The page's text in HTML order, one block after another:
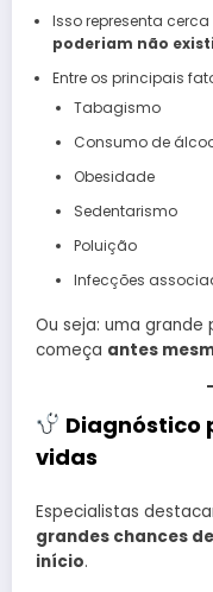
Isso representa cerca
poderiam não
Entre os principais
Tabagismo
Consumo de
Obesidade
Sedentarismo
Poluição
Infecções
Ou seja: uma
começa antes
Diagnóstico
vidas
Especialistas
grandes chances
início.